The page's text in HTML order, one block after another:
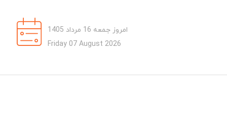
امروز جمعه 16 مرداد 1405
Friday 07 August 2026